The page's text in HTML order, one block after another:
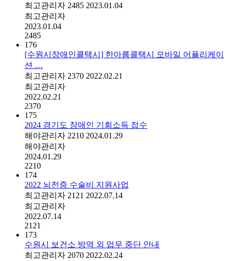
최고관리자 2485 2023.01.04
최고관리자
2023.01.04
2485
176
[수원시장애인콜택시] 한아름콜택시 모바일 어플리케이
션 …
최고관리자 2370 2022.02.21
최고관리자
2022.02.21
2370
175
2024 경기도 장애인 기회소득 접수
해야관리자 2210 2024.01.29
해야관리자
2024.01.29
2210
174
2022 뇌전증 수술비 지원사업
최고관리자 2121 2022.07.14
최고관리자
2022.07.14
2121
173
수원시 보건소 방역 외 업무 중단 안내
최고관리자 2070 2022.02.24